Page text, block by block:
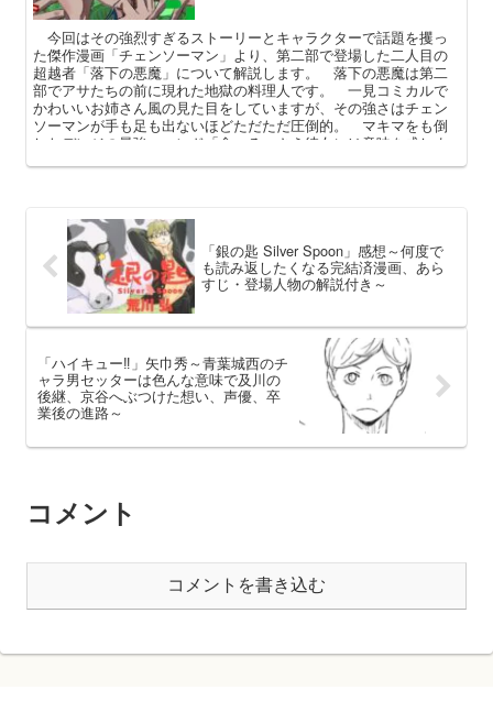
今回はその強烈すぎるストーリーとキャラクターで話題を攫っ
た傑作漫画「チェンソーマン」より、第二部で登場した二人目の
超越者「落下の悪魔」について解説します。 落下の悪魔は第二
部でアサたちの前に現れた地獄の料理人です。 一見コミカルで
かわいいお姉さん風の見た目をしていますが、その強さはチェン
ソーマンが手も足も出ないほどただただ圧倒的。 マキマをも倒
したデンジの最強コマンド「食べる」さえ彼女には意味を成しま
「銀の匙 Silver Spoon」感想～何度で
も読み返したくなる完結済漫画、あら
すじ・登場人物の解説付き～
「ハイキュー‼」矢巾秀～青葉城西のチ
ャラ男セッターは色んな意味で及川の
後継、京谷へぶつけた想い、声優、卒
業後の進路～
コメント
コメントを書き込む